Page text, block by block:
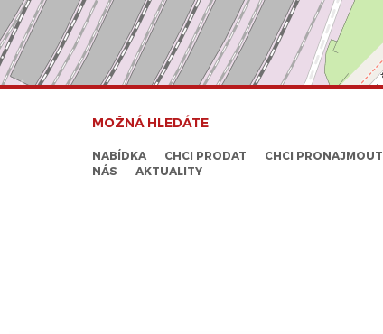
MOŽNÁ HLEDÁTE
NABÍDKA CHCI PRODAT CHCI PRONAJMOUT
NÁS
AKTUALITY